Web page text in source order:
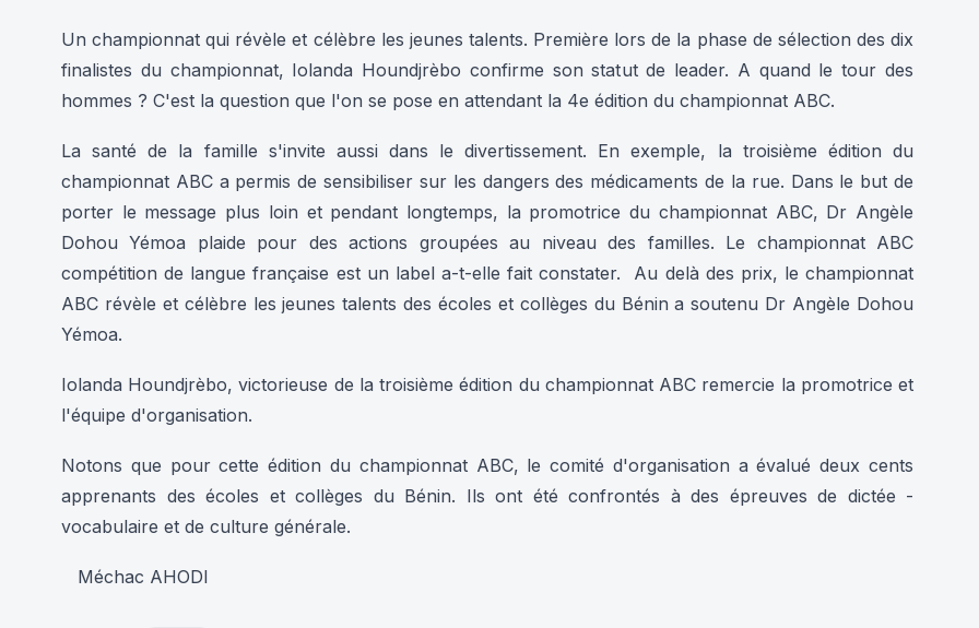
Un championnat qui révèle et célèbre les jeunes talents. Première lors de la phase de sélection des dix
finalistes du championnat, Iolanda Houndjrèbo confirme son statut de leader. A quand le tour des
hommes ? C'est la question que l'on se pose en attendant la 4e édition du championnat ABC.
La santé de la famille s'invite aussi dans le divertissement. En exemple, la troisième édition du
championnat ABC a permis de sensibiliser sur les dangers des médicaments de la rue. Dans le but de
porter le message plus loin et pendant longtemps, la promotrice du championnat ABC, Dr Angèle
Dohou Yémoa plaide pour des actions groupées au niveau des familles. Le championnat ABC
compétition de langue française est un label a-t-elle fait constater. Au delà des prix, le championnat
ABC révèle et célèbre les jeunes talents des écoles et collèges du Bénin a soutenu Dr Angèle Dohou
Yémoa.
Iolanda Houndjrèbo, victorieuse de la troisième édition du championnat ABC remercie la promotrice et
l'équipe d'organisation.
Notons que pour cette édition du championnat ABC, le comité d'organisation a évalué deux cents
apprenants des écoles et collèges du Bénin. Ils ont été confrontés à des épreuves de dictée -
vocabulaire et de culture générale.
Méchac AHODI